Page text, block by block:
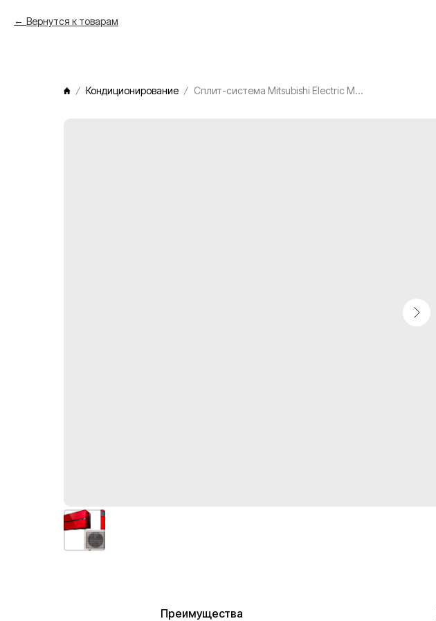
Вернутся к товарам
Кондиционирование Сплит-система Mitsubishi Electric MSZ-LN35VGR / MUZ-LN35VG
Преимущества